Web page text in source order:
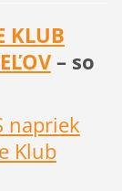
KLUB
– so
napriek
Klub